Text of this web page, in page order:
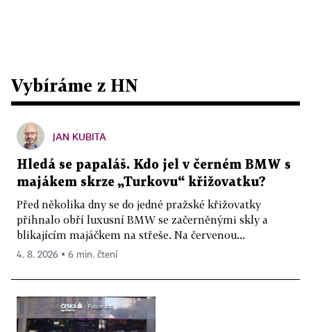
Vybíráme z HN
JAN KUBITA
Hledá se papaláš. Kdo jel v černém BMW s
majákem skrze „Turkovu“ křižovatku?
Před několika dny se do jedné pražské křižovatky
přihnalo obří luxusní BMW se začerněnými skly a
blikajícím majáčkem na střeše. Na červenou...
4. 8. 2026 ▪ 6 min. čtení